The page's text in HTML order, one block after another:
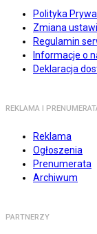
Polityka
Zmiana
Regulamin
Informacje o
Deklaracja
REKLAMA I
Reklama
Ogłoszenia
Prenumerata
Archiwum
PARTNERZY